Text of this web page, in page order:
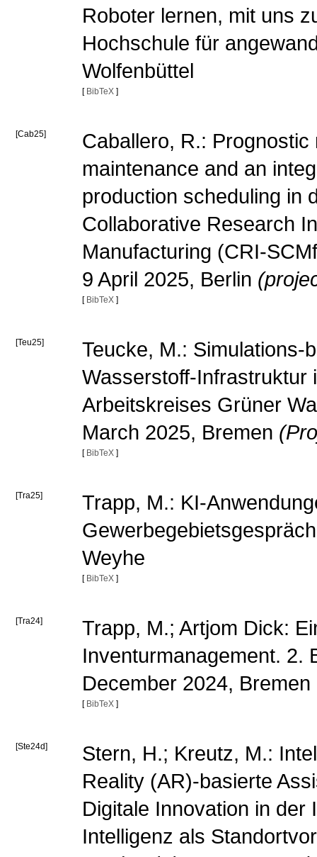
Roboter lernen, mit uns
Hochschule für
Wolfenbüttel
[ BibTeX ]
[Cab25]
Caballero, R.:
maintenance and an
production scheduling in
Collaborative Research
Manufacturing (CRI-
9 April 2025, Berlin
[ BibTeX ]
[Teu25]
Teucke, M.: Simulations-
Wasserstoff-Infrastruktur
Arbeitskreises Grüner
March 2025, Bremen
[ BibTeX ]
[Tra25]
Trapp, M.: KI-
Weyhe
[ BibTeX ]
[Tra24]
Trapp, M.; Artjom Dick:
Inventurmanagement. 2.
December 2024, Bremen
[ BibTeX ]
[Ste24d]
Stern, H.; Kreutz, M.:
Reality (AR)-basierte
Digitale Innovation in der
Intelligenz als